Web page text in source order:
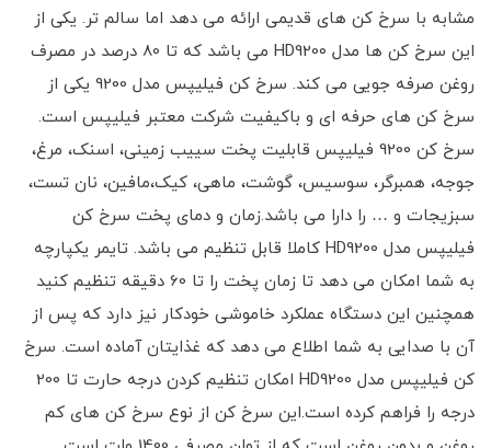
مشابه با سرخ کن های قدیمی ارائه می دهد اما سالم تر. یکی از
این سرخ کن ها مدل HD9200 می باشد که تا 80 درصد در مصرف
روغن صرفه جویی می کند. سرخ کن فیلیپس مدل 9200 یکی از
سرخ کن های حرفه ای و باکیفیت شرکت معتبر فیلیپس است.
سرخ کن 9200 فیلیپس قابلیت پخت سییب زمینی، اسنک، مرغ،
جوجه، همبرگر، سوسیس، گوشت، ماهی، کیک،مافین، نان تست،
سبزیجات و … را دارا می باشد.زمان و دمای پخت سرخ کن
فیلیپس مدل HD9200 کاملا قابل تنظیم می باشد. تایمر یکپارچه
به شما امکان می دهد تا زمان پخت را تا 60 دقیقه تنظیم کنید
همچنین این دستگاه عملکرد خاموشی خودکار نیز دارد که پس از
آن با صدایی به شما اطلاع می دهد که غذایتان آماده است. سرخ
کن فیلیپس مدل HD9200 امکان تنظیم کردن درجه حارت تا 200
درجه را فراهم کرده است.این سرخ کن از نوع سرخ کن های کم